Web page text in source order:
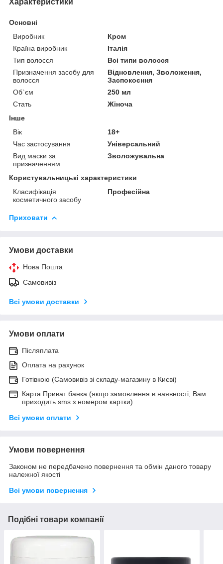
Основні
Виробник
Кром
Країна виробник
Італія
Тип волосся
Всі типи волосся
Призначення засобу для
волосся
Відновлення, Зволоження,
Заспокоєння
Об`єм
250 мл
Стать
Жіноча
Інше
Вік
18+
Час застосування
Універсальний
Вид маски за
призначенням
Зволожувальна
Користувальницькі характеристики
Класифікація
косметичного засобу
Професійна
Приховати
Умови доставки
Нова Пошта
Самовивіз
Всі умови доставки
Умови оплати
Післяплата
Оплата на рахунок
Готівкою (Самовивіз зі складу-магазину в Києві)
Карта Приват банка (якщо замовлення в наявності, Вам
приходить sms з номером картки)
Всі умови оплати
Умови повернення
Законом не передбачено повернення та обмін даного товару
належної якості
Всі умови повернення
Подібні товари компанії